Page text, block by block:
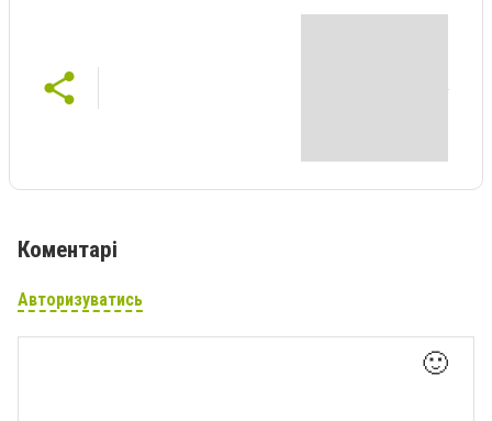
Коментарі
Авторизуватись
🙂